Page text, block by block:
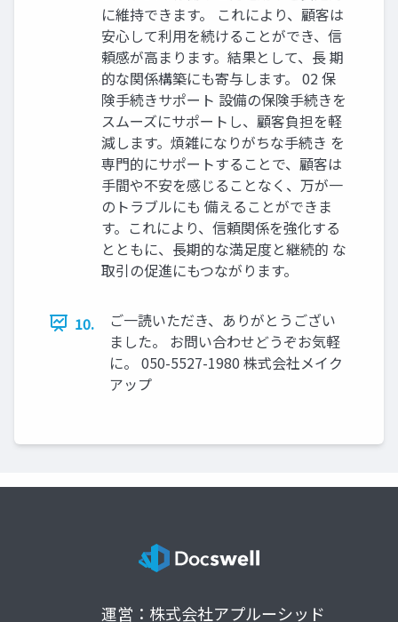
に維持できます。 これにより、顧客は
安心して利用を続けることができ、信
頼感が高まります。結果として、長 期
的な関係構築にも寄与します。 02 保
険手続きサポート 設備の保険手続きを
スムーズにサポートし、顧客負担を軽
減します。煩雑になりがちな手続き を
専門的にサポートすることで、顧客は
手間や不安を感じることなく、万が一
のトラブルにも 備えることができま
す。これにより、信頼関係を強化する
とともに、長期的な満足度と継続的 な
取引の促進にもつながります。
10.
ご一読いただき、ありがとうござい
ました。 お問い合わせどうぞお気軽
に。 050-5527-1980 株式会社メイク
アップ
運営：株式会社アプルーシッド